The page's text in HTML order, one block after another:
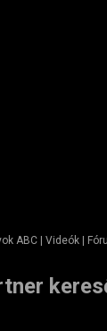
ABC | Videók |